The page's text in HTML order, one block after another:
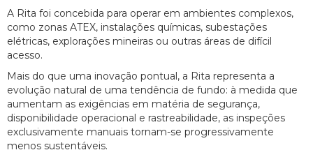
A Rita foi concebida para operar em ambientes complexos,
como zonas ATEX, instalações químicas, subestações
elétricas, explorações mineiras ou outras áreas de difícil
acesso.
Mais do que uma inovação pontual, a Rita representa a
evolução natural de uma tendência de fundo: à medida que
aumentam as exigências em matéria de segurança,
disponibilidade operacional e rastreabilidade, as inspeções
exclusivamente manuais tornam-se progressivamente
menos sustentáveis.